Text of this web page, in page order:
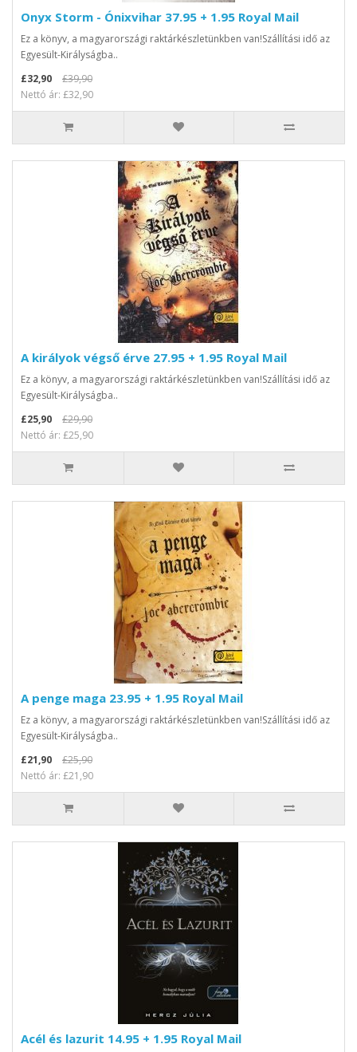
Onyx Storm - Ónixvihar 37.95 + 1.95 Royal Mail
Ez a könyv, a magyarországi raktárkészletünkben van!Szállítási idő az
Egyesült-Királyságba..
£32,90
£39,90
Nettó ár: £32,90
A királyok végső érve 27.95 + 1.95 Royal Mail
Ez a könyv, a magyarországi raktárkészletünkben van!Szállítási idő az
Egyesült-Királyságba..
£25,90
£29,90
Nettó ár: £25,90
A penge maga 23.95 + 1.95 Royal Mail
Ez a könyv, a magyarországi raktárkészletünkben van!Szállítási idő az
Egyesült-Királyságba..
£21,90
£25,90
Nettó ár: £21,90
Acél és lazurit 14.95 + 1.95 Royal Mail